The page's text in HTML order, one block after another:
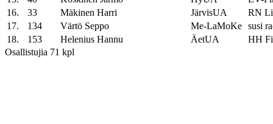
16.
33 Mäkinen Harri JärvisUA
RN
17.
134 Värtö Seppo Me-LaMoKe susi
18.
153 Helenius Hannu ÄetUA
HH
Osallistujia 71 kpl